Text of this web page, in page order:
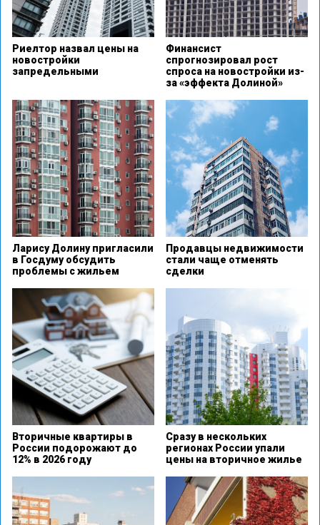
Риелтор назвал цены на
новостройки
запредельными
Финансист
спрогнозировал рост
спроса на новостройки из-
за «эффекта Долиной»
Ларису Долину пригласили
в Госдуму обсудить
проблемы с жильем
Продавцы недвижимости
стали чаще отменять
сделки
Вторичные квартиры в
России подорожают до
12% в 2026 году
Сразу в нескольких
регионах России упали
цены на вторичное жилье